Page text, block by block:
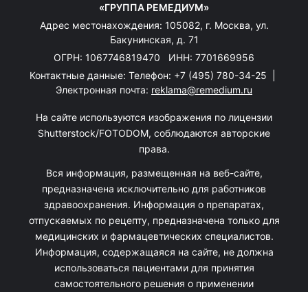
«ГРУППА РЕМЕДИУМ»
Адрес местонахождения: 105082, г. Москва, ул.
Бакунинская, д. 71
ОГРН: 1067746819470 ИНН: 7701669956
Контактные данные: Телефон: +7 (495) 780-34-25
Электронная почта: reklama@remedium.ru
На сайте используются изображения по лицензии
Shutterstock/FOTODOM, соблюдаются авторские
права.
Вся информация, размещенная на веб-сайте,
предназначена исключительно для работников
здравоохранения. Информация о препаратах,
отпускаемых по рецепту, предназначена только для
медицинских и фармацевтических специалистов.
Информация, содержащаяся на сайте, не должна
использоваться пациентами для принятия
самостоятельного решения о применении